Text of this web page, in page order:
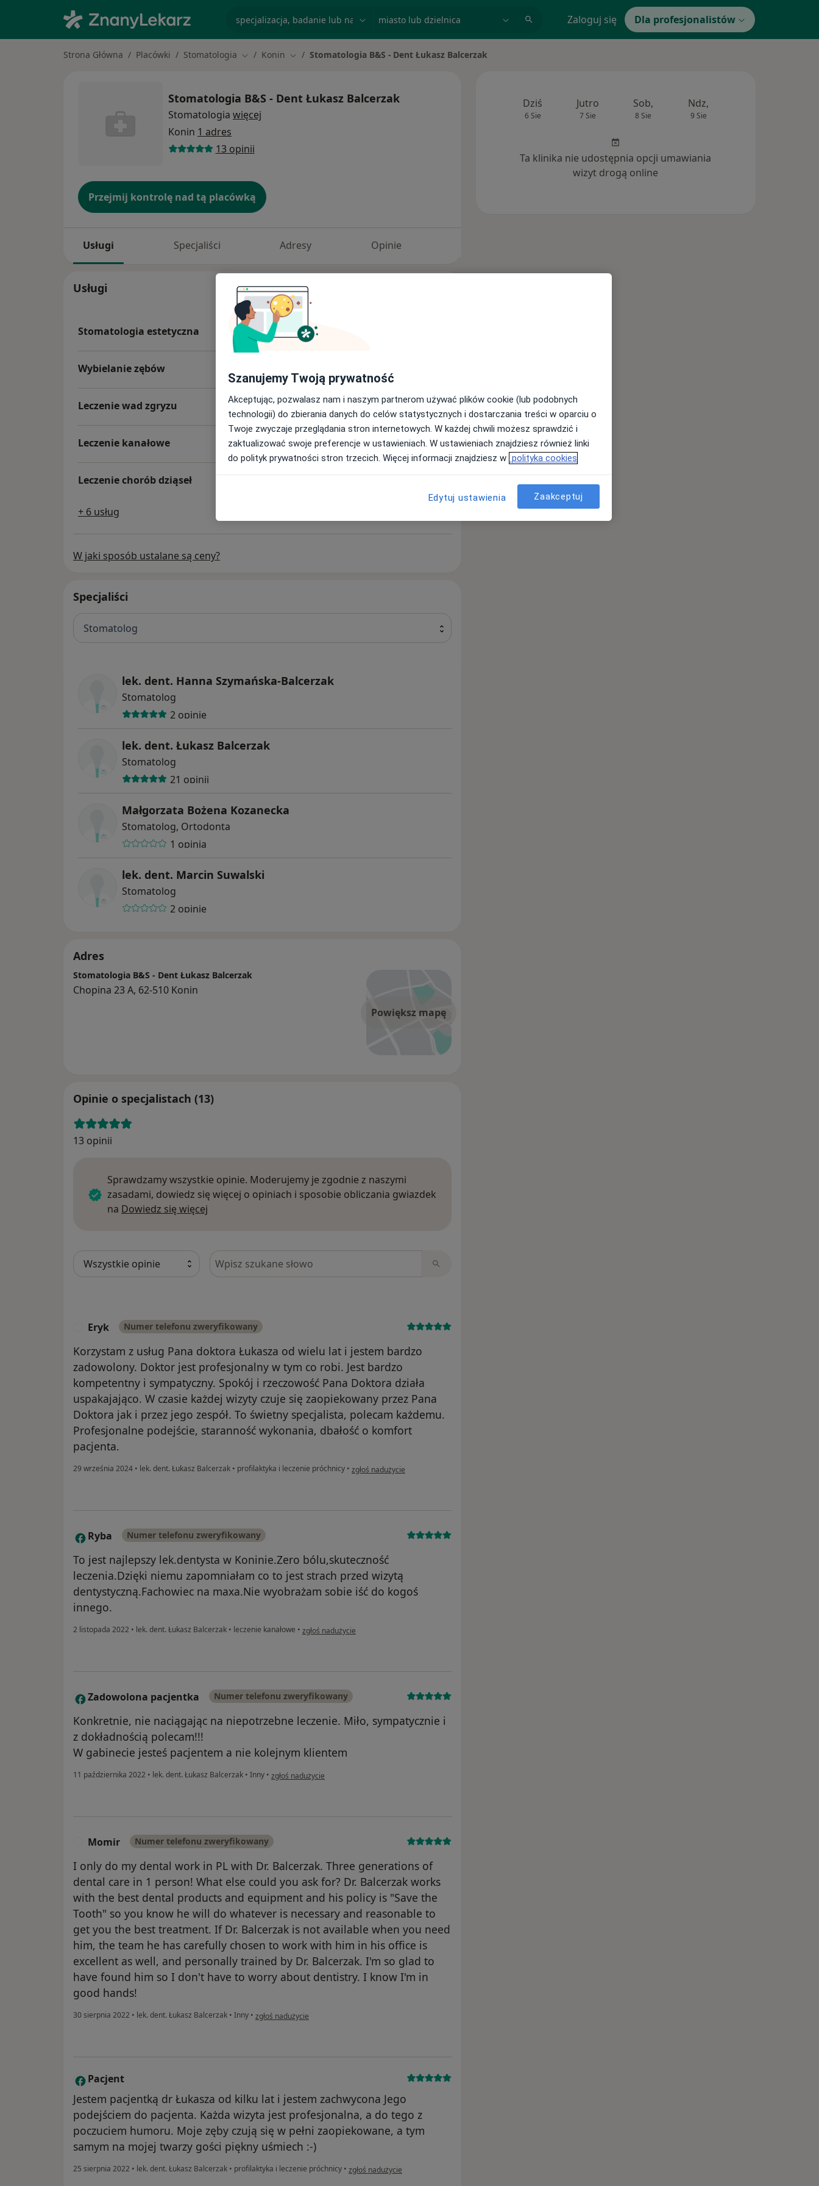
Zaloguj się Dla profesjonalistów
Strona Główna Placówki Stomatologia Zmień miasto
Konin Zmień miasto
Stomatologia B&S - Dent Łukasz Balcerzak
Stomatologia B&S - Dent Łukasz Balcerzak
Stomatologia więcej
Konin 1 adres
13 opinii
Przejmij kontrolę nad tą placówką
Usługi Specjaliści Adresy Opinie
Usługi
Stomatologia estetyczna
Wybielanie zębów
Leczenie wad zgryzu
Leczenie kanałowe
Leczenie chorób dziąseł
+ 6 usług
W jaki sposób ustalane są ceny?
Specjaliści
Stomatolog
lek. dent. Hanna Szymańska-Balcerzak
Stomatolog
2 opinie
lek. dent. Łukasz Balcerzak
Stomatolog
21 opinii
Małgorzata Bożena Kozanecka
Stomatolog, Ortodonta
1 opinia
lek. dent. Marcin Suwalski
Stomatolog
2 opinie
Adres
Powiększ mapę
Stomatologia B&S - Dent Łukasz Balcerzak
Chopina 23 A, 62-510 Konin
Opinie o specjalistach (13)
13 opinii
Sprawdzamy wszystkie opinie. Moderujemy je zgodnie z naszymi
zasadami, dowiedz się więcej o opiniach i sposobie obliczania gwiazdek
na Dowiedz się więcej
Szukaj w opiniach
Eryk Numer telefonu zweryfikowany
Korzystam z usług Pana doktora Łukasza od wielu lat i jestem bardzo
zadowolony. Doktor jest profesjonalny w tym co robi. Jest bardzo
kompetentny i sympatyczny. Spokój i rzeczowość Pana Doktora działa
uspakajająco. W czasie każdej wizyty czuje się zaopiekowany przez Pana
Doktora jak i przez jego zespół. To świetny specjalista, polecam każdemu.
Profesjonalne podejście, staranność wykonania, dbałość o komfort
pacjenta.
29 września 2024 • lek. dent. Łukasz Balcerzak • profilaktyka i leczenie próchnicy • w opinii użytkownika Eryk
zgłoś nadużycie
R Ryba Numer telefonu zweryfikowany
To jest najlepszy lek.dentysta w Koninie.Zero bólu,skuteczność
leczenia.Dzięki niemu zapomniałam co to jest strach przed wizytą
dentystyczną.Fachowiec na maxa.Nie wyobrażam sobie iść do kogoś
innego.
2 listopada 2022 • lek. dent. Łukasz Balcerzak • leczenie kanałowe • w opinii użytkownika Ryba
zgłoś nadużycie
Z Zadowolona pacjentka Numer telefonu zweryfikowany
Konkretnie, nie naciągając na niepotrzebne leczenie. Miło, sympatycznie i
z dokładnością polecam!!!
W gabinecie jesteś pacjentem a nie kolejnym klientem
11 października 2022 • lek. dent. Łukasz Balcerzak • Inny • w opinii użytkownika Zadowolona pacjentka
zgłoś nadużycie
Momir Numer telefonu zweryfikowany
I only do my dental work in PL with Dr. Balcerzak. Three generations of
dental care in 1 person! What else could you ask for? Dr. Balcerzak works
with the best dental products and equipment and his policy is "Save the
Tooth" so you know he will do whatever is necessary and reasonable to
get you the best treatment. If Dr. Balcerzak is not available when you need
him, the team he has carefully chosen to work with him in his office is
excellent as well, and personally trained by Dr. Balcerzak. I'm so glad to
have found him so I don't have to worry about dentistry. I know I'm in
good hands!
30 sierpnia 2022 • lek. dent. Łukasz Balcerzak • Inny • w opinii użytkownika Momir
zgłoś nadużycie
P Pacjent
Jestem pacjentką dr Łukasza od kilku lat i jestem zachwycona Jego
podejściem do pacjenta. Każda wizyta jest profesjonalna, a do tego z
poczuciem humoru. Moje zęby czują się w pełni zaopiekowane, a tym
samym na mojej twarzy gości piękny uśmiech :-)
25 sierpnia 2022 • lek. dent. Łukasz Balcerzak • profilaktyka i leczenie próchnicy • w opinii użytkownika Pacjent
zgłoś nadużycie
Dziś
6 Sie
Jutro
7 Sie
Sob,
8 Sie
Ndz,
9 Sie
Ta klinika nie udostępnia opcji umawiania
wizyt drogą online
Szanujemy Twoją prywatność
Akceptując, pozwalasz nam i naszym partnerom używać plików cookie (lub podobnych
technologii) do zbierania danych do celów statystycznych i dostarczania treści w oparciu o
Twoje zwyczaje przeglądania stron internetowych. W każdej chwili możesz sprawdzić i
zaktualizować swoje preferencje w ustawieniach. W ustawieniach znajdziesz również linki
do polityk prywatności stron trzecich. Więcej informacji znajdziesz w polityka cookies
Edytuj ustawienia Zaakceptuj